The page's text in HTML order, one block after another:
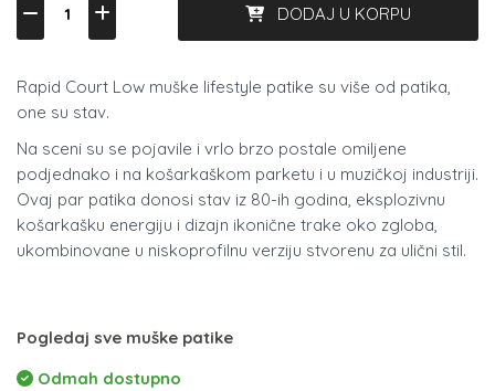
DODAJ U KORPU
Rapid Court Low muške lifestyle patike su više od patika,
one su stav.
Na sceni su se pojavile i vrlo brzo postale omiljene
podjednako i na košarkaškom parketu i u muzičkoj industriji.
Ovaj par patika donosi stav iz 80-ih godina, eksplozivnu
košarkašku energiju i dizajn ikonične trake oko zgloba,
ukombinovane u niskoprofilnu verziju stvorenu za ulični stil.
Pogledaj sve muške patike
Odmah dostupno